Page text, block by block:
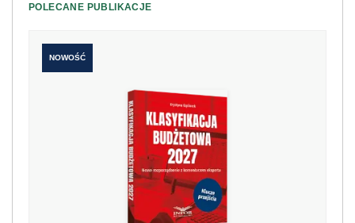
POLECANE PUBLIKACJE
NOWOŚĆ